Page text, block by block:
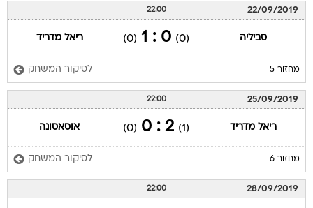
22/09/2019
22:00
סביליה (0)
0 : 1
(0) ריאל מדריד
מחזור 5 לסיקור המשחק
25/09/2019
22:00
ריאל מדריד (1)
2 : 0
(0) אוסאסונה
מחזור 6 לסיקור המשחק
28/09/2019
22:00